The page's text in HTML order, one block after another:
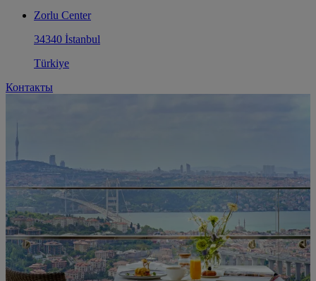
Zorlu Center
34340 İstanbul
Türkiye
Контакты